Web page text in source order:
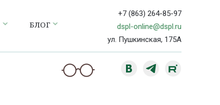
БЛОГ
+7 (863) 264-85-97
dspl-online@dspl.ru
ул. Пушкинская, 175А